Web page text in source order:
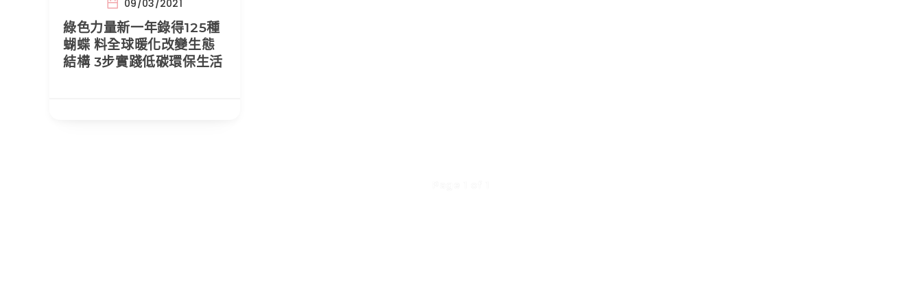
09/03/2021
綠色力量新一年錄得125種
蝴蝶 料全球暖化改變生態
結構 3步實踐低碳環保生活